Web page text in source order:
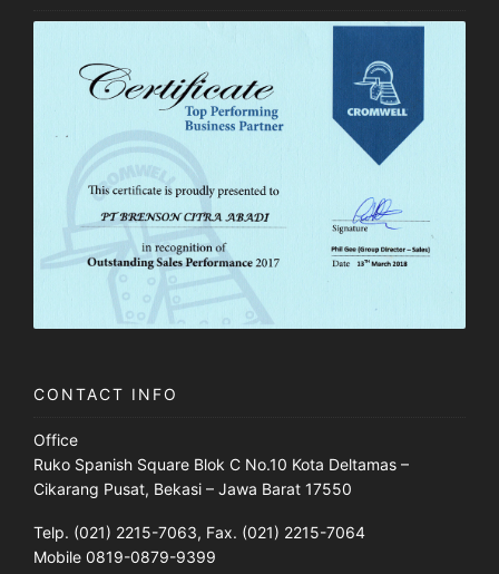
CONTACT INFO
Office
Ruko Spanish Square Blok C No.10 Kota Deltamas –
Cikarang Pusat, Bekasi – Jawa Barat 17550
Telp. (021) 2215-7063, Fax. (021) 2215-7064
Mobile 0819-0879-9399